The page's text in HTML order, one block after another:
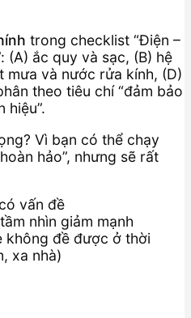
trong checklist “Điện –
(A) ắc quy và sạc, (B) hệ
mưa và nước rửa kính, (D)
theo tiêu chí “đảm bảo
hiệu”.
Vì bạn có thể chạy
hảo”, nhưng sẽ rất
vấn đề
nhìn giảm mạnh
không đề được ở thời
xa nhà)